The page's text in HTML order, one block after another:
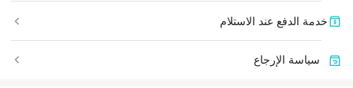
خدمة الدفع عند الاستلام
سياسة الإرجاع